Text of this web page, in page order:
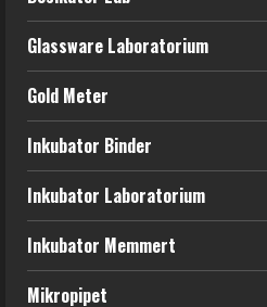
Glassware Laboratorium
Gold Meter
Inkubator Binder
Inkubator Laboratorium
Inkubator Memmert
Mikropipet